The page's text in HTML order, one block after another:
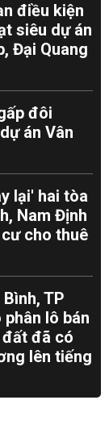
điều kiện
siêu dự án
Đại Quang
đôi
án Vân
lại' hai tòa
Nam Định
cho thuê
TP
phân lô bán
đã có
lên tiếng